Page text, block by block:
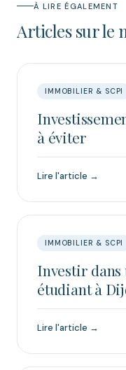
À LIRE ÉGALEMENT
Articles sur le
IMMOBILIER & SCPI
à éviter
Lire l'article →
IMMOBILIER & SCPI
Investir dans
étudiant à
Lire l'article →